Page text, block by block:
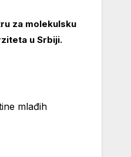
za molekulsku
u Srbiji.
mlađih